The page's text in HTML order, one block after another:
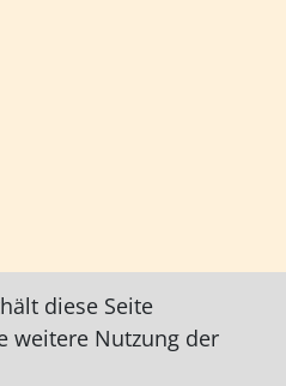
diese Seite
weitere Nutzung der